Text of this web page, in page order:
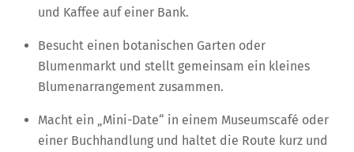
und Kaffee auf einer Bank.
Besucht einen botanischen Garten oder
Blumenmarkt und stellt gemeinsam ein kleines
Blumenarrangement zusammen.
Macht ein „Mini-Date“ in einem Museumscafé oder
einer Buchhandlung und haltet die Route kurz und